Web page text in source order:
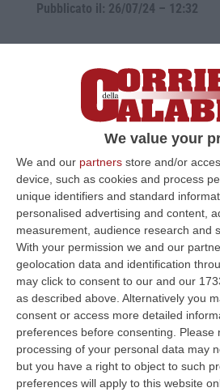
We value your
We and our partners store and/or
device, such as cookies and process
unique identifiers and standard
personalised advertising and content,
measurement, audience research and
With your permission we and our
geolocation data and identification
may click to consent to our and our
as described above. Alternatively you
consent or access more detailed
preferences before consenting.
Please
processing of your personal data may
but you have a right to object to such
preferences will apply to this website
Pubblicato il: 26/07/24 – 12:32
Rifiuti smaltiti
l’obbligo di dimora per i
Per Eugenio e Ortenzia
disposta «l’inibizione
direttivi» per sei mesi
Pubblicato il: 04/04/24 – 17:32